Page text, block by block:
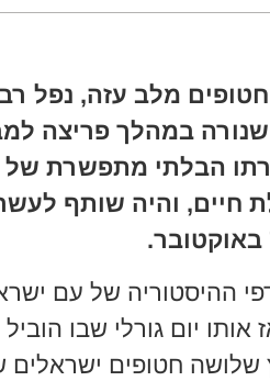
מלב עזה, נפל
במהלך פריצה
הבלתי מתפשרת של
חיים, והיה שותף
ההיסטוריה של עם
יום גורלי שבו
חטופים ישראלים